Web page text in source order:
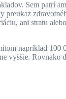
Sem patrí
ani stratu
napríklad
vyššie.